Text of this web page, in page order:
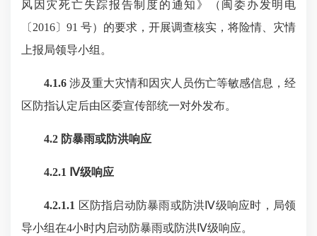
风因灾死亡失踪报告制度的通知》（闽委办发明电
〔2016〕91 号）的要求，开展调查核实，将险情、灾情
上报局领导小组。
4.1.6 涉及重大灾情和因灾人员伤亡等敏感信息，经
区防指认定后由区委宣传部统一对外发布。
4.2 防暴雨或防洪响应
4.2.1 Ⅳ级响应
4.2.1.1 区防指启动防暴雨或防洪Ⅳ级响应时，局领
导小组在4小时内启动防暴雨或防洪Ⅳ级响应。